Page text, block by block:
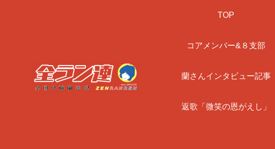
TOP
コアメンバー&８支部
蘭さんインタビュー記事
返歌「微笑の恩がえし」